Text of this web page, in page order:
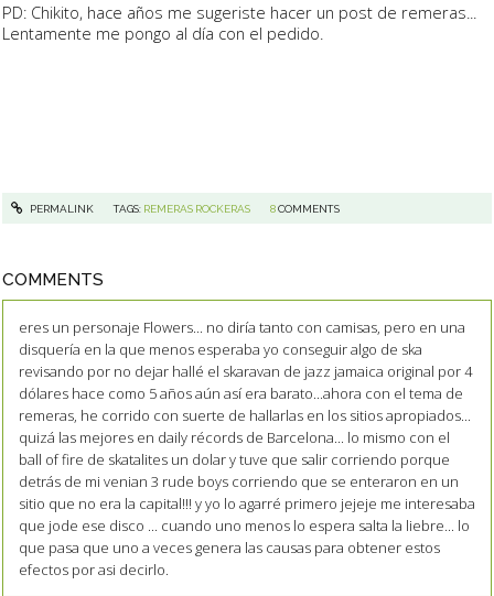
PD: Chikito, hace años me sugeriste hacer un post de remeras...
Lentamente me pongo al día con el pedido.
PERMALINK TAGS: REMERAS ROCKERAS 8COMMENTS
COMMENTS
eres un personaje Flowers... no diría tanto con camisas, pero en una
disquería en la que menos esperaba yo conseguir algo de ska
revisando por no dejar hallé el skaravan de jazz jamaica original por 4
dólares hace como 5 años aún así era barato...ahora con el tema de
remeras, he corrido con suerte de hallarlas en los sitios apropiados...
quizá las mejores en daily récords de Barcelona... lo mismo con el
ball of fire de skatalites un dolar y tuve que salir corriendo porque
detrás de mi venian 3 rude boys corriendo que se enteraron en un
sitio que no era la capital!!! y yo lo agarré primero jejeje me interesaba
que jode ese disco ... cuando uno menos lo espera salta la liebre... lo
que pasa que uno a veces genera las causas para obtener estos
efectos por asi decirlo.